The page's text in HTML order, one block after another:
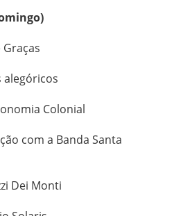
Graças
alegóricos
Colonial
com a Banda Santa
Dei Monti